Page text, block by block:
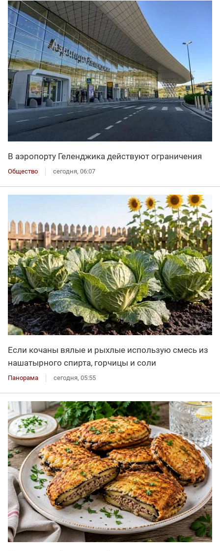
В аэропорту Геленджика действуют ограничения
Общество сегодня, 06:07
Если кочаны вялые и рыхлые использую смесь из
нашатырного спирта, горчицы и соли
Панорама сегодня, 05:55